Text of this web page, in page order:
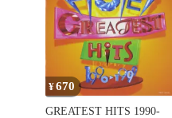
¥670
GREATEST HITS 1990-